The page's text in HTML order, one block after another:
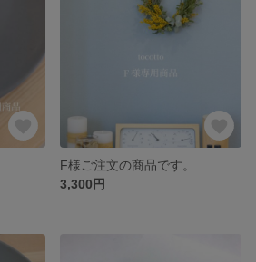
F様ご注文の商品です。
3,300円